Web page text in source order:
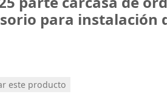
para instalación
este producto